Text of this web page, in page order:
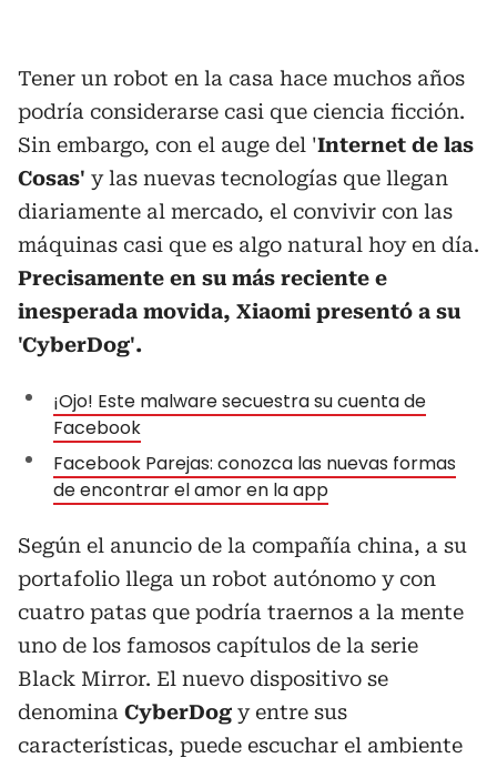
Tener un robot en la casa hace muchos años
podría considerarse casi que ciencia ficción.
Sin embargo, con el auge del 'Internet de las
Cosas' y las nuevas tecnologías que llegan
diariamente al mercado, el convivir con las
máquinas casi que es algo natural hoy en día.
Precisamente en su más reciente e
inesperada movida, Xiaomi presentó a su
'CyberDog'.
¡Ojo! Este malware secuestra su cuenta de
Facebook
Facebook Parejas: conozca las nuevas formas
de encontrar el amor en la app
Según el anuncio de la compañía china, a su
portafolio llega un robot autónomo y con
cuatro patas que podría traernos a la mente
uno de los famosos capítulos de la serie
Black Mirror. El nuevo dispositivo se
denomina CyberDog y entre sus
características, puede escuchar el ambiente